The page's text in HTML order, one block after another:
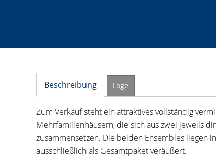
Beschreibung Lage
Zum Verkauf steht ein attraktives vollständig
Mehrfamilienhäusern, die sich aus zwei jeweils
zusammensetzen. Die beiden Ensembles liegen
ausschließlich als Gesamtpaket veräußert.